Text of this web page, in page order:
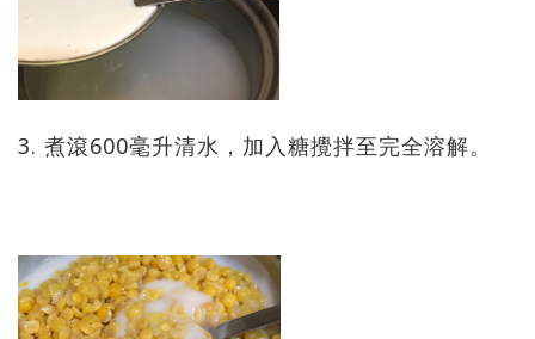
3. 煮滾600毫升清水，加入糖攪拌至完全溶解。